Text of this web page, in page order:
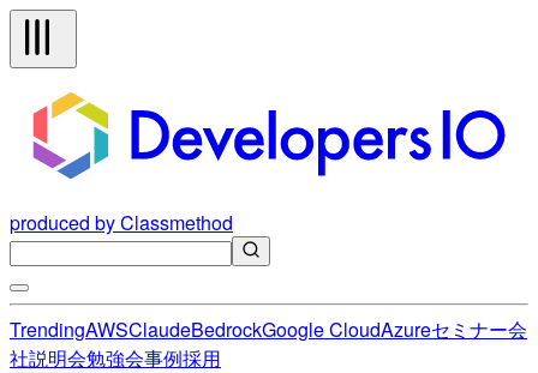
produced by Classmethod
TrendingAWSClaudeBedrockGoogle CloudAzureセミナー会
社説明会勉強会事例採用